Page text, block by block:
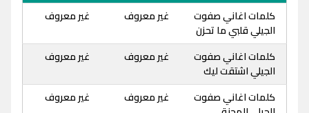
كلمات اغاني صفوت
الجيلي قلبي ما تحزن
غير معروف غير معروف
كلمات اغاني صفوت
الجيلي اشتقت ليك
غير معروف غير معروف
كلمات اغاني صفوت
غير معروف غير معروف